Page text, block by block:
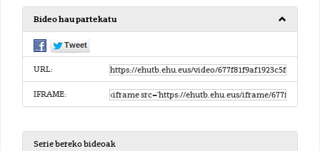
Bideo hau partekatu
URL:
IFRAME:
Serie bereko bideoak